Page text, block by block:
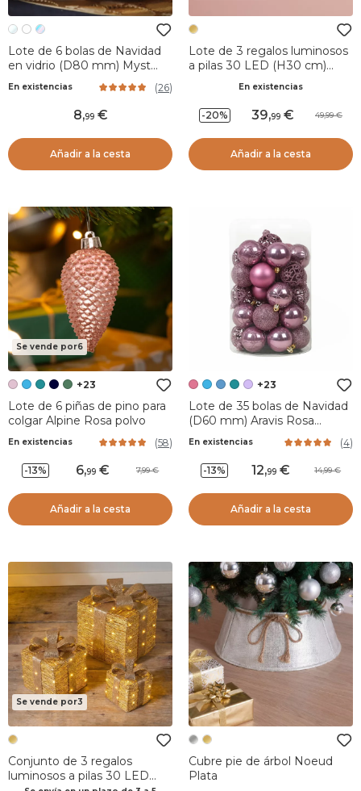
Lote de 6 bolas de Navidad
en vidrio (D80 mm) Myst
Transparente
En existencias (26)
8,99
Añadir a la cesta
Lote de 3 regalos luminosos
a pilas 30 LED (H30 cm)
Encanto Oro y Blanco cálido
En existencias
-20% 39,99 49,99
Añadir a la cesta
Se vende por6
+23
Lote de 6 piñas de pino para
colgar Alpine Rosa polvo
En existencias (58)
-13% 6,99 7,99
Añadir a la cesta
+23
Lote de 35 bolas de Navidad
(D60 mm) Aravis Rosa
antiguo
En existencias (4)
-13% 12,99 14,99
Añadir a la cesta
Se vende por3
Conjunto de 3 regalos
luminosos a pilas 30 LED
Cubre pie de árbol Noeud
Plata